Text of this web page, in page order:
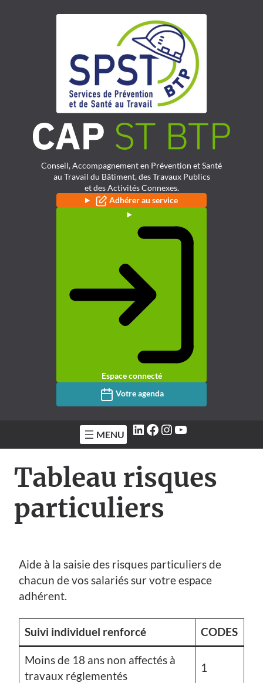
Conseil, Accompagnement en Prévention et Santé
au Travail du Bâtiment, des Travaux Publics
et des Activités Connexes.
Adhérer au service
Espace connecté
Votre agenda
LinkedIn
Facebook
Instagram
YouTube
Tableau risques
particuliers
Aide à la saisie des risques particuliers de
chacun de vos salariés sur votre espace
adhérent.
Suivi individuel renforcé CODES
Moins de 18 ans non affectés à
travaux réglementés
1